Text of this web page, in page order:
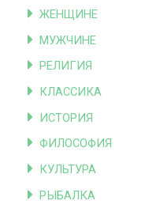
ЖЕНЩИНЕ
МУЖЧИНЕ
РЕЛИГИЯ
КЛАССИКА
ИСТОРИЯ
ФИЛОСОФИЯ
КУЛЬТУРА
РЫБАЛКА